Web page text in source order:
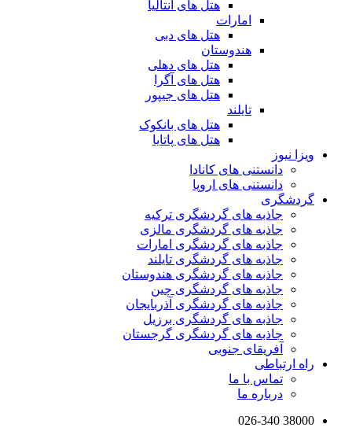
هتل های آنتالیا
امارات
هتل های دبی
هندوستان
هتل های دهلی
هتل های آگرا
هتل های جیپور
تایلند
هتل های بانکوک
هتل های پاتایا
ویزا نیوز
دانستنی های کانادا
دانستنی های اروپا
گردشگری
جاذبه های گردشگری ترکیه
جاذبه های گردشگری مالزی
جاذبه های گردشگری امارات
جاذبه های گردشگری تایلند
جاذبه های گردشگری هندوستان
جاذبه های گردشگری چین
جاذبه های گردشگری آذربایجان
جاذبه های گردشگری برزیل
جاذبه های گردشگری گرجستان
آفریقای جنوبی
راه ارتباطی
تماس با ما
درباره ما
38000 026-340